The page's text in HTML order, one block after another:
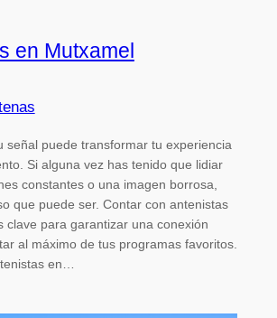
en Mutxamel
señal puede transformar tu experiencia
Si alguna vez has tenido que lidiar
constantes o una imagen borrosa,
que puede ser. Contar con antenistas
clave para garantizar una conexión
al máximo de tus programas favoritos.
en…